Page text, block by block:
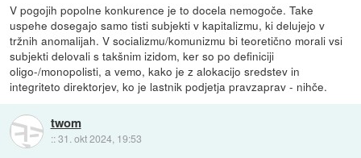
V pogojih popolne konkurence je to docela nemogoče. Take
uspehe dosegajo samo tisti subjekti v kapitalizmu, ki delujejo v
tržnih anomalijah. V socializmu/komunizmu bi teoretično morali vsi
subjekti delovali s takšnim izidom, ker so po definiciji
oligo-/monopolisti, a vemo, kako je z alokacijo sredstev in
integriteto direktorjev, ko je lastnik podjetja pravzaprav - nihče.
twom
::31. okt 2024, 19:53